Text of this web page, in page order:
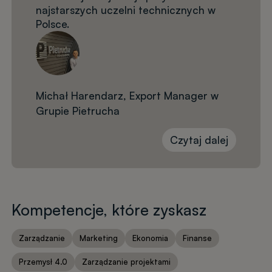
najstarszych uczelni technicznych w
Polsce.
Michał Harendarz, Export Manager w
Grupie Pietrucha
Czytaj dalej
Kompetencje, które zyskasz
Zarządzanie Marketing Ekonomia Finanse
Przemysł 4.0 Zarządzanie projektami